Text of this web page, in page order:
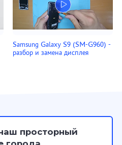
Samsung Galaxy S9 (SM-G960) -
разбор и замена дисплея
просторный